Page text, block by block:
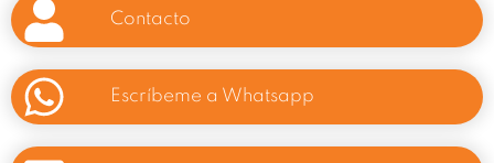
Contacto
Escríbeme a Whatsapp